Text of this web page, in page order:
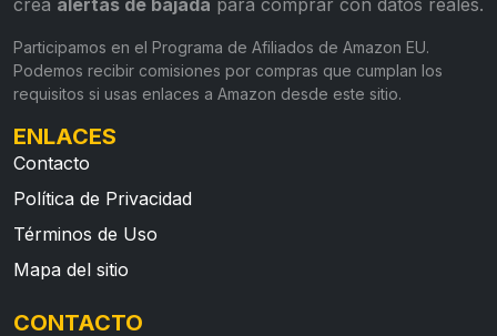
crea alertas de bajada para comprar con datos reales.
Participamos en el Programa de Afiliados de Amazon EU.
Podemos recibir comisiones por compras que cumplan los
requisitos si usas enlaces a Amazon desde este sitio.
ENLACES
Contacto
Política de Privacidad
Términos de Uso
Mapa del sitio
CONTACTO